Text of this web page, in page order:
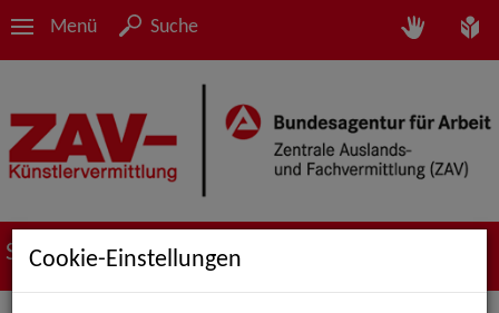
Menü Suche
Suche nach Künstler*innen
Cookie-Einstellungen